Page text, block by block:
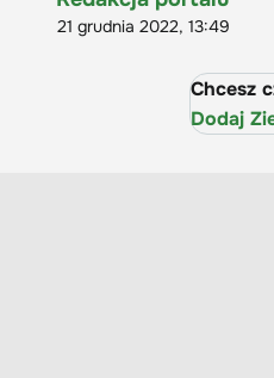
21 grudnia 2022, 13:49
Chcesz
Dodaj